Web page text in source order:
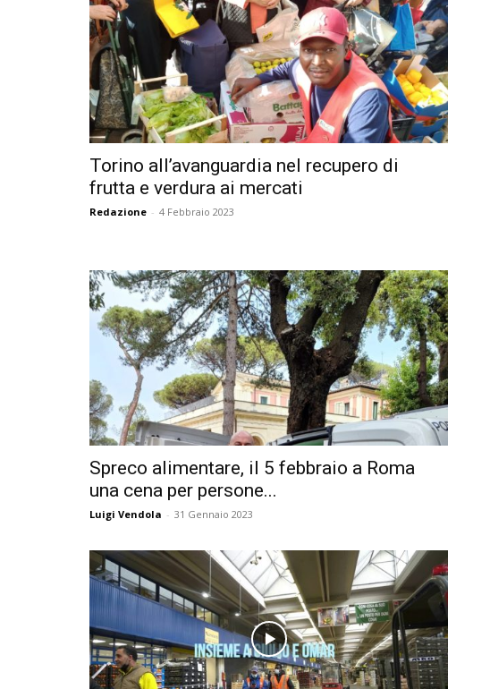
Torino all’avanguardia nel recupero di
frutta e verdura ai mercati
Redazione - 4 Febbraio 2023
Spreco alimentare, il 5 febbraio a Roma
una cena per persone...
Luigi Vendola - 31 Gennaio 2023